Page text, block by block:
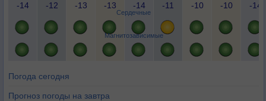
Сердечные
Магнитозависимые
-14 -12 -13 -13 -14 -11 -10 -10 -14
Погода сегодня
Прогноз погоды на завтра